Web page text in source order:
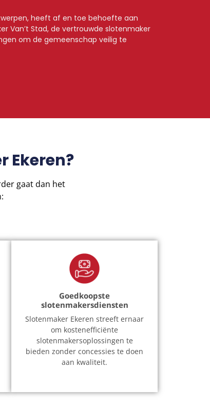
heeft af en toe behoefte aan
Van’t Stad, de vertrouwde slotenmaker
om de gemeenschap veilig te
Ekeren?
gaat dan het
Goedkoopste
slotenmakersdiensten
Slotenmaker Ekeren streeft ernaar
om kostenefficiënte
slotenmakersoplossingen te
bieden zonder concessies te doen
aan kwaliteit.